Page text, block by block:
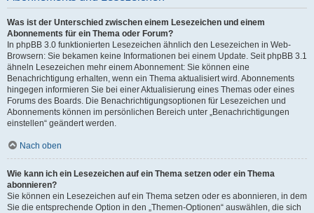
Was ist der Unterschied zwischen einem Lesezeichen und einem
Abonnements für ein Thema oder Forum?
In phpBB 3.0 funktionierten Lesezeichen ähnlich den Lesezeichen in Web-
Browsern: Sie bekamen keine Informationen bei einem Update. Seit phpBB 3.1
ähneln Lesezeichen mehr einem Abonnement: Sie können eine
Benachrichtigung erhalten, wenn ein Thema aktualisiert wird. Abonnements
hingegen informieren Sie bei einer Aktualisierung eines Themas oder eines
Forums des Boards. Die Benachrichtigungsoptionen für Lesezeichen und
Abonnements können im persönlichen Bereich unter „Benachrichtigungen
einstellen“ geändert werden.
Nach oben
Wie kann ich ein Lesezeichen auf ein Thema setzen oder ein Thema
abonnieren?
Sie können ein Lesezeichen auf ein Thema setzen oder es abonnieren, in dem
Sie die entsprechende Option in den „Themen-Optionen“ auswählen, die sich